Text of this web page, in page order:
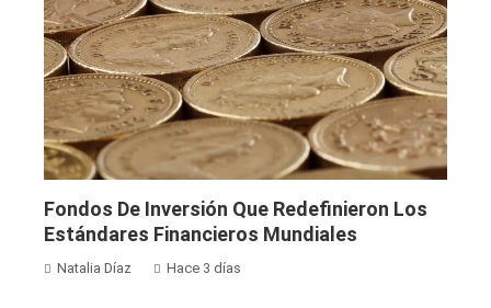
Fondos De Inversión Que Redefinieron Los
Estándares Financieros Mundiales
Natalia Díaz Hace 3 días